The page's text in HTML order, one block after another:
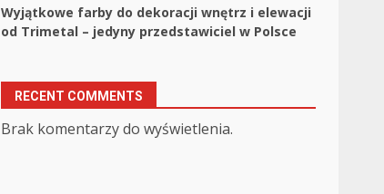
Wyjątkowe farby do dekoracji wnętrz i elewacji
od Trimetal – jedyny przedstawiciel w Polsce
RECENT COMMENTS
Brak komentarzy do wyświetlenia.